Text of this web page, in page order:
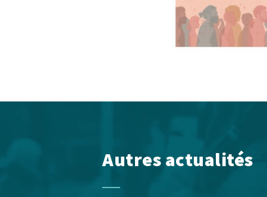
Autres actualités